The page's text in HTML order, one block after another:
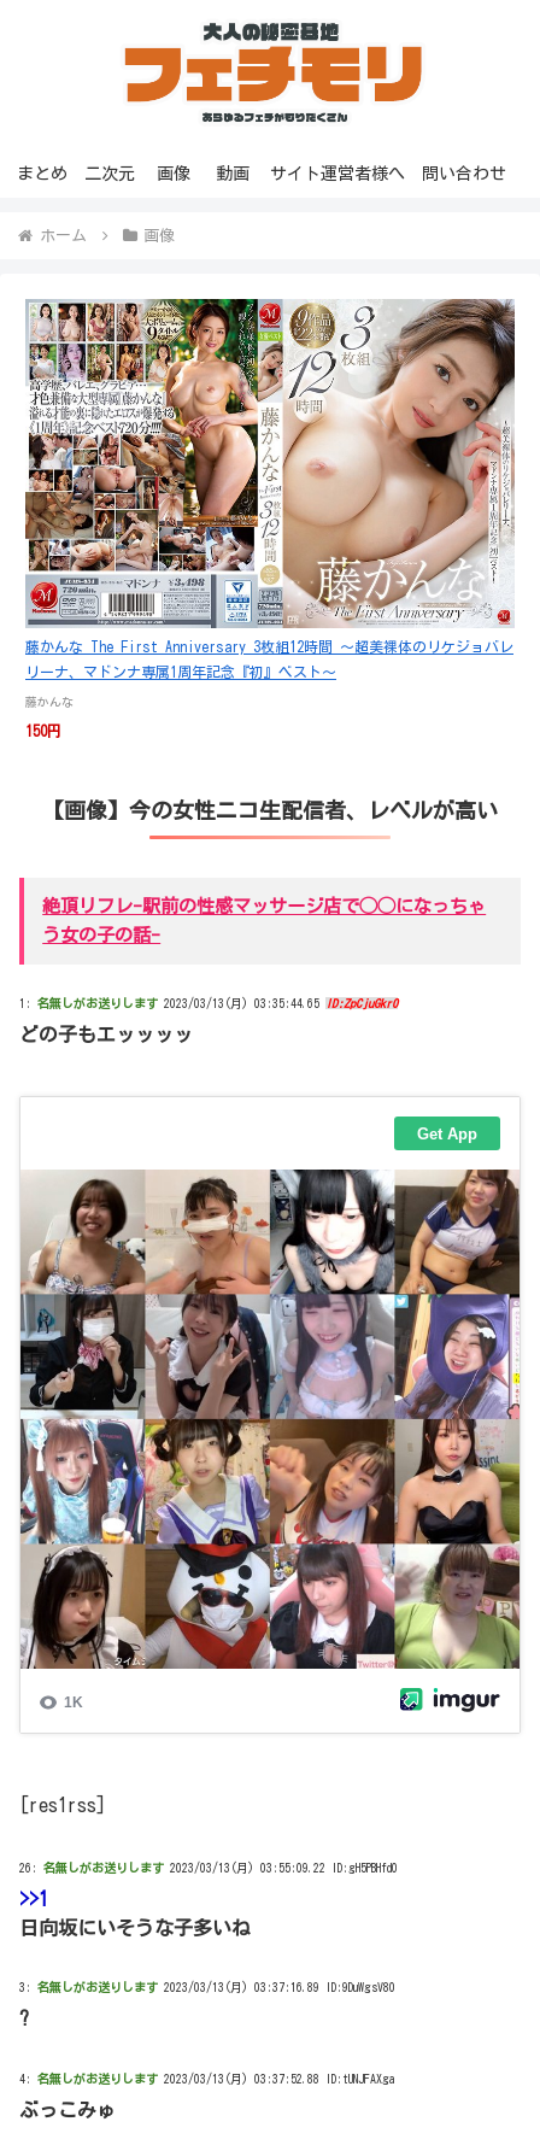
まとめ 二次元 画像 動画 サイト運営者様へ 問い合わせ
ホーム 画像
藤かんな The First Anniversary 3枚組12時間 ～超美裸体のリケジョバレ
リーナ、マドンナ専属1周年記念『初』ベスト～
藤かんな
150円
【画像】今の女性ニコ生配信者、レベルが高い
絶頂リフレ-駅前の性感マッサージ店で◯◯になっちゃ
う女の子の話-
1: 名無しがお送りします 2023/03/13(月) 03:35:44.65 ID:ZpCjuGkr0
どの子もエッッッッ
[res1rss]
26: 名無しがお送りします 2023/03/13(月) 03:55:09.22 ID:gH5PBHfd0
>>1
日向坂にいそうな子多いね
3: 名無しがお送りします 2023/03/13(月) 03:37:16.89 ID:9DuWgsV80
?
4: 名無しがお送りします 2023/03/13(月) 03:37:52.88 ID:tUNJFAXga
ぶっこみゅ